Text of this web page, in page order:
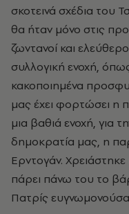
σκοτεινά σχέδια του
θα ήταν μόνο στις
ζωντανοί και
συλλογική ενοχή,
κακοποιημένα
μας έχει φορτώσει η
μια βαθιά ενοχή, για
δημοκρατία μας, η
Ερντογάν. Χρειάστηκε
πάρει πάνω του το
Πατρίς